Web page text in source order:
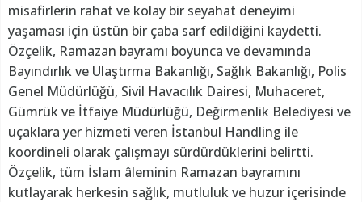
misafirlerin rahat ve kolay bir seyahat deneyimi
yaşaması için üstün bir çaba sarf edildiğini kaydetti.
Özçelik, Ramazan bayramı boyunca ve devamında
Bayındırlık ve Ulaştırma Bakanlığı, Sağlık Bakanlığı, Polis
Genel Müdürlüğü, Sivil Havacılık Dairesi, Muhaceret,
Gümrük ve İtfaiye Müdürlüğü, Değirmenlik Belediyesi ve
uçaklara yer hizmeti veren İstanbul Handling ile
koordineli olarak çalışmayı sürdürdüklerini belirtti.
Özçelik, tüm İslam âleminin Ramazan bayramını
kutlayarak herkesin sağlık, mutluluk ve huzur içerisinde